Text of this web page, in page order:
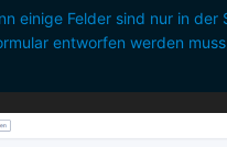
einige Felder sind nur in
entworfen werden